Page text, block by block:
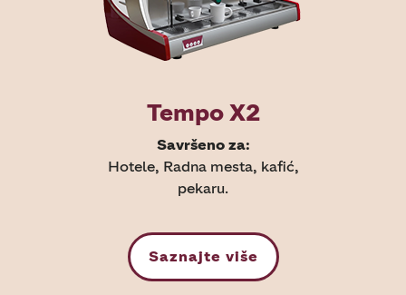
Tempo X2
Savršeno za:
Hotele, Radna mesta, kafić,
pekaru.
Saznajte više